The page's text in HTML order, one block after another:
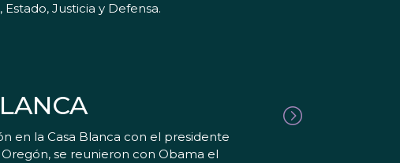
Justicia y Defensa.
en la Casa Blanca con el presidente
se reunieron con Obama el